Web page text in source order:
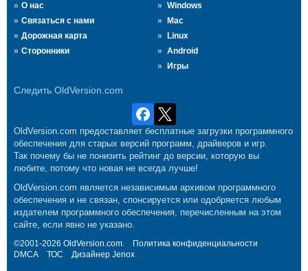
О нас
Связаться с нами
Дорожная карта
Сторонники
Windows
Mac
Linux
Android
Игры
Следить OldVersion.com
OldVersion.com предоставляет бесплатные загрузки программного
обеспечения для старых версий программ, драйверов и игр.
Так почему бы не понизить рейтинг до версии, которую вы
любите, потому что новая не всегда лучше!
OldVersion.com является независимым архивом программного
обеспечения и не связан, спонсируется или одобряется любым
издателем программного обеспечения, перечисленным на этом
сайте, если явно не указано.
©2001-2026 OldVersion.com.
Политика конфиденциальности
DMCA
ТОС Дизайнер Jenox